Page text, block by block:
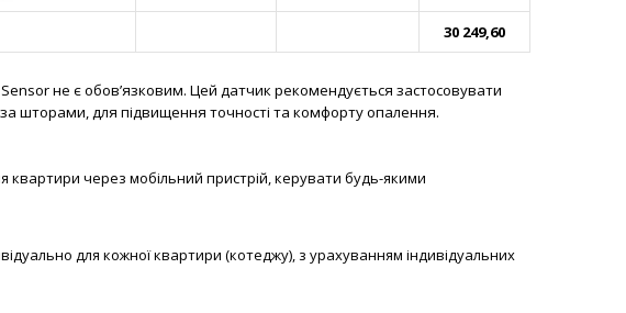
30 249,60
не є обов’язковим. Цей датчик рекомендується застосовувати
шторами, для підвищення точності та комфорту опалення.
через мобільний пристрій, керувати будь-якими
для кожної квартири (котеджу), з урахуванням індивідуальних